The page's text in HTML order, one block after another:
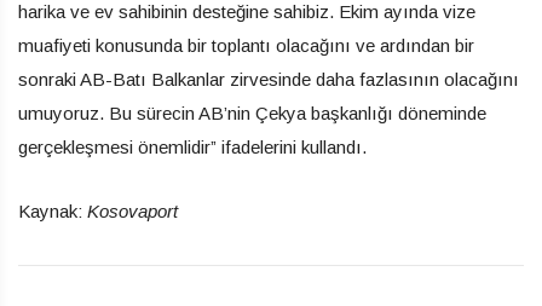
harika ve ev sahibinin desteğine sahibiz. Ekim ayında vize
muafiyeti konusunda bir toplantı olacağını ve ardından bir
sonraki AB-Batı Balkanlar zirvesinde daha fazlasının olacağını
umuyoruz. Bu sürecin AB’nin Çekya başkanlığı döneminde
gerçekleşmesi önemlidir” ifadelerini kullandı.
Kaynak: Kosovaport